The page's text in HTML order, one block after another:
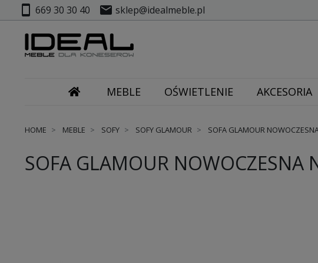
smartphone 669 30 30 40 mail sklep@idealmeble.pl
MEBLE OŚWIETLENIE AKCESORIA
HOME MEBLE SOFY SOFY GLAMOUR SOFA GLAMOUR
SOFA GLAMOUR NOWOCZESNA